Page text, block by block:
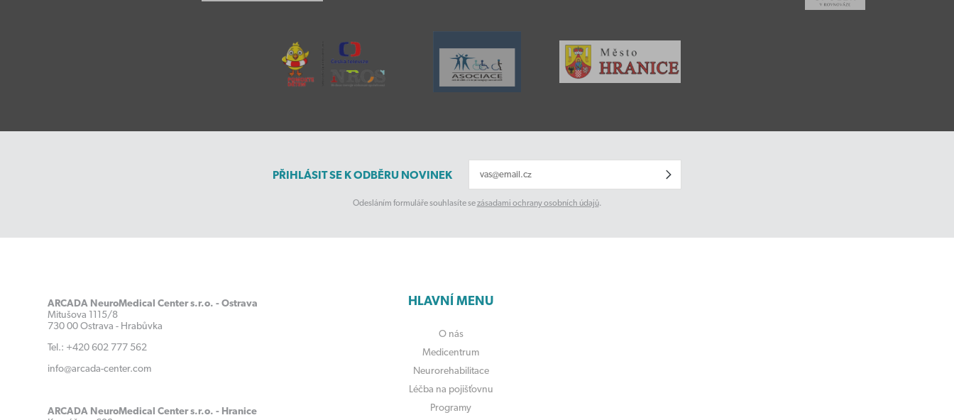
PŘIHLÁSIT SE K ODBĚRU NOVINEK
Odesláním formuláře souhlasíte sezásadami ochrany osobních údajů.
ARCADA NeuroMedical Center s.r.o. - Ostrava
Mitušova 1115/8
730 00 Ostrava - Hrabůvka
Tel.: +420 602 777 562
info@arcada-center.com
ARCADA NeuroMedical Center s.r.o. - Hranice
HLAVNÍ MENU
O nás
Medicentrum
Neurorehabilitace
Léčba na pojišťovnu
Programy